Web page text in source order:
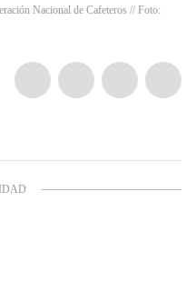
Nacional de Cafeteros // Foto: